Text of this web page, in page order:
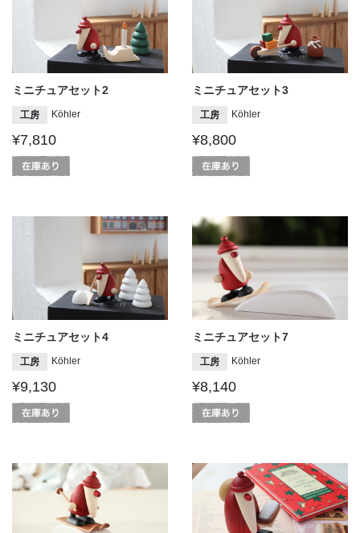
ミニチュアセット2
工房 Köhler
¥7,810
ミニチュアセット3
工房 Köhler
¥8,800
ミニチュアセット4
工房 Köhler
¥9,130
ミニチュアセット7
工房 Köhler
¥8,140